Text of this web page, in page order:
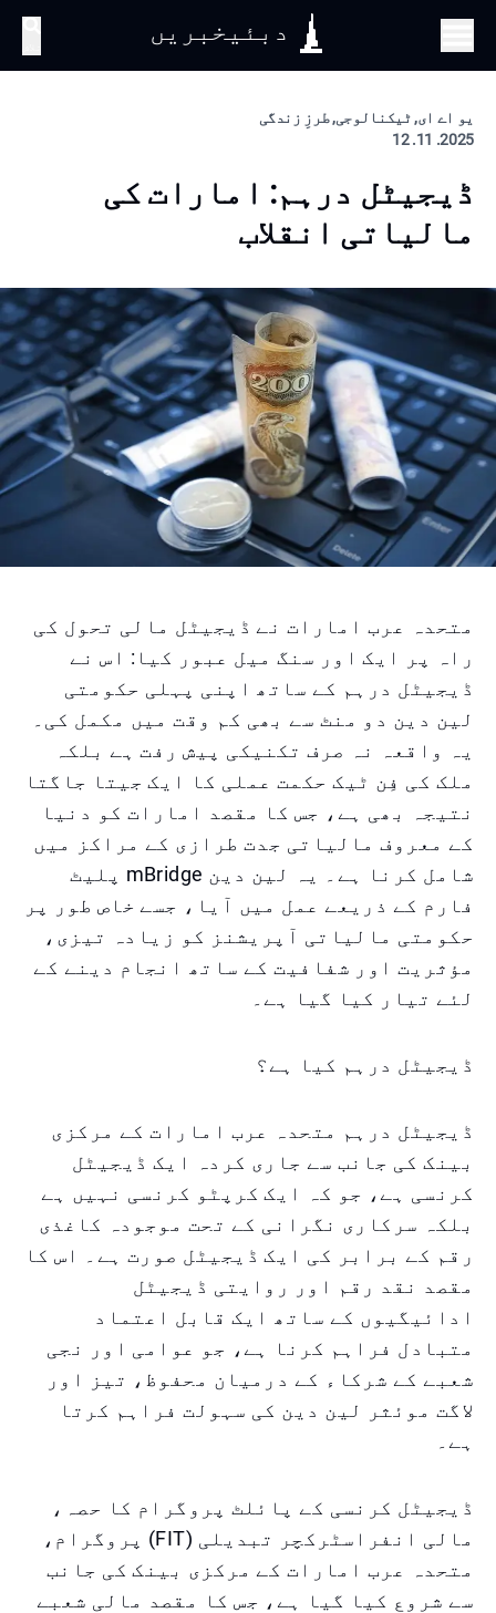
دبئیخبریں
یو اے ای, ٹیکنالوجی, طرزِ زندگی
2025. 11. 12
ڈیجیٹل درہم: امارات کی
مالیاتی انقلاب
متحدہ عرب امارات نے ڈیجیٹل مالی تحول کی
راہ پر ایک اور سنگ میل عبور کیا: اس نے
ڈیجیٹل درہم کے ساتھ اپنی پہلی حکومتی
لین دین دو منٹ سے بھی کم وقت میں مکمل کی۔
یہ واقعہ نہ صرف تکنیکی پیش رفت ہے بلکہ
ملک کی فِن ٹیک حکمت عملی کا ایک جیتا جاگتا
نتیجہ بھی ہے، جس کا مقصد امارات کو دنیا
کے معروف مالیاتی جدت طرازی کے مراکز میں
شامل کرنا ہے۔ یہ لین دین mBridge پلیٹ
فارم کے ذریعے عمل میں آیا، جسے خاص طور پر
حکومتی مالیاتی آپریشنز کو زیادہ تیزی،
مؤثریت اور شفافیت کے ساتھ انجام دینے کے
لئے تیار کیا گیا ہے۔
ڈیجیٹل درہم کیا ہے؟
ڈیجیٹل درہم متحدہ عرب امارات کے مرکزی
بینک کی جانب سے جاری کردہ ایک ڈیجیٹل
کرنسی ہے، جو کہ ایک کرپٹو کرنسی نہیں ہے
بلکہ سرکاری نگرانی کے تحت موجودہ کاغذی
رقم کے برابر کی ایک ڈیجیٹل صورت ہے۔ اس کا
مقصد نقد رقم اور روایتی ڈیجیٹل
ادائیگیوں کے ساتھ ایک قابل اعتماد
متبادل فراہم کرنا ہے، جو عوامی اور نجی
شعبے کے شرکاء کے درمیان محفوظ، تیز اور
لاگت موئثر لین دین کی سہولت فراہم کرتا
ہے۔
ڈیجیٹل کرنسی کے پائلٹ پروگرام کا حصہ،
مالی انفراسٹرکچر تبدیلی (FIT) پروگرام،
متحدہ عرب امارات کے مرکزی بینک کی جانب
سے شروع کیا گیا ہے، جس کا مقصد مالی شعبے